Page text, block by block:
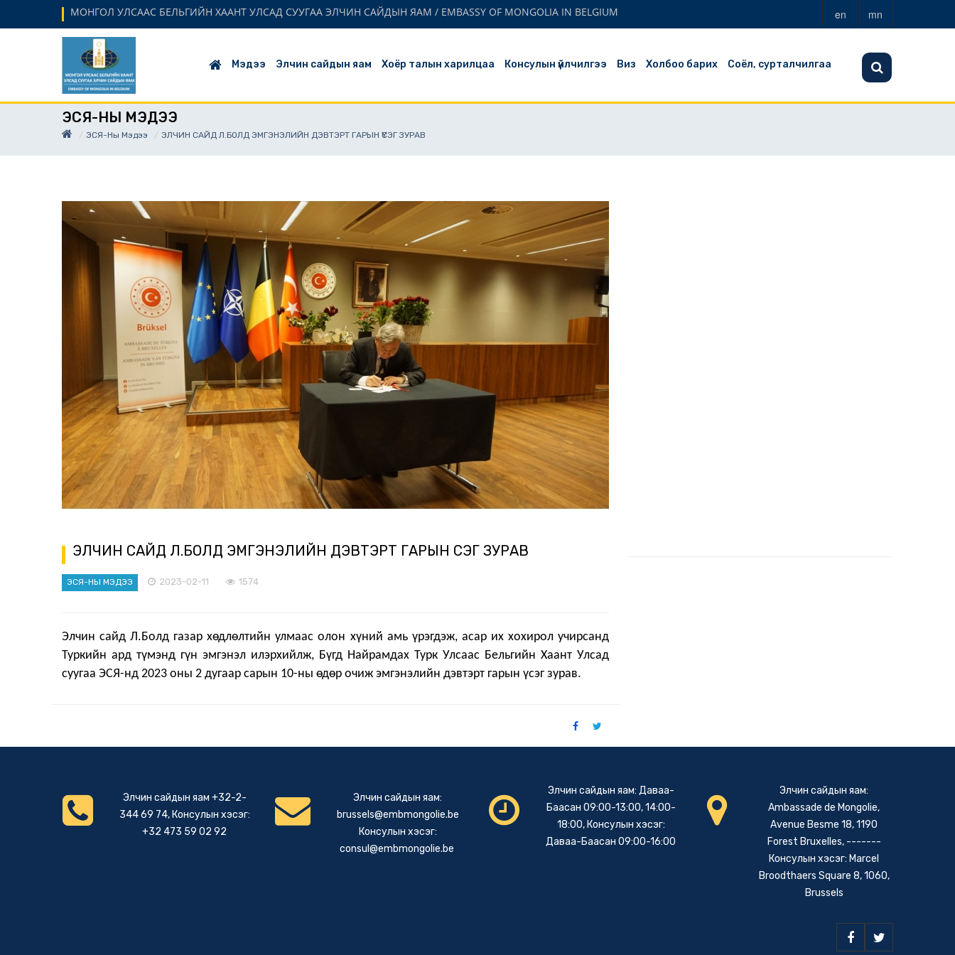
МОНГОЛ УЛСААС БЕЛЬГИЙН ХААНТ УЛСАД СУУГАА ЭЛЧИН САЙДЫН ЯАМ / EMBASSY OF MONGOLIA IN BELGIUM en mn
Мэдээ Элчин сайдын яам Хоёр талын харилцаа Консулын үйлчилгээ Виз Холбоо барих Соёл, сурталчилгаа
ЭСЯ-НЫ МЭДЭЭ
ЭСЯ-Ны Мэдээ ЭЛЧИН САЙД Л.БОЛД ЭМГЭНЭЛИЙН ДЭВТЭРТ ГАРЫН ҮСЭГ ЗУРАВ
ЭЛЧИН САЙД Л.БОЛД ЭМГЭНЭЛИЙН ДЭВТЭРТ ГАРЫН ҮСЭГ ЗУРАВ
ЭСЯ-НЫ МЭДЭЭ 2023-02-11 1574
Элчин сайд Л.Болд газар хөдлөлтийн улмаас олон хүний амь үрэгдэж, асар их хохирол учирсанд
Туркийн ард түмэнд гүн эмгэнэл илэрхийлж, Бүгд Найрамдах Турк Улсаас Бельгийн Хаант Улсад
суугаа ЭСЯ-нд 2023 оны 2 дугаар сарын 10-ны өдөр очиж эмгэнэлийн дэвтэрт гарын үсэг зурав.
Элчин сайдын яам +32-2-
344 69 74, Консулын хэсэг:
+32 473 59 02 92
Элчин сайдын яам:
brussels@embmongolie.be
Консулын хэсэг:
consul@embmongolie.be
Элчин сайдын яам: Даваа-
Баасан 09:00-13:00, 14:00-
18:00, Консулын хэсэг:
Даваа-Баасан 09:00-16:00
Элчин сайдын яам:
Ambassade de Mongolie,
Avenue Besme 18, 1190
Forest Bruxelles, -------
Консулын хэсэг: Marcel
Broodthaers Square 8, 1060,
Brussels